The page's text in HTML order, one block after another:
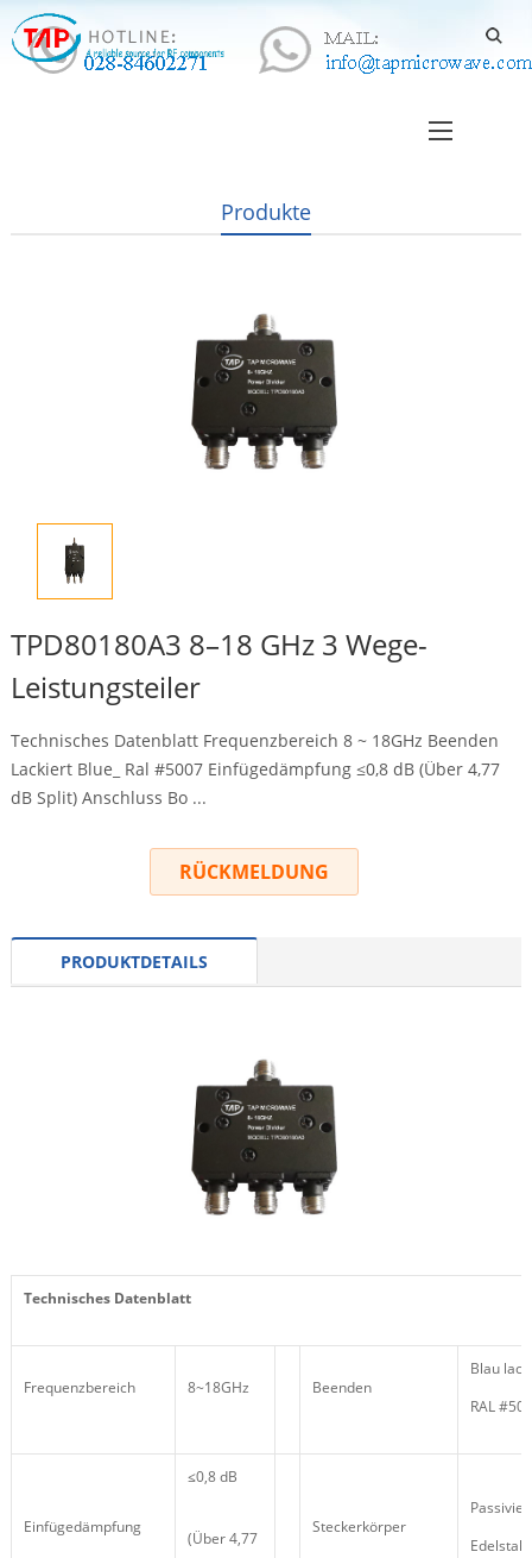
Produkte
TPD80180A3 8–18 GHz 3 Wege-
Leistungsteiler
Technisches Datenblatt Frequenzbereich 8 ~ 18GHz Beenden
Lackiert Blue_ Ral #5007 Einfügedämpfung ≤0,8 dB (Über 4,77
dB Split) Anschluss Bo ...
RÜCKMELDUNG
PRODUKTDETAILS
Technisches Datenblatt
Frequenzbereich 8~18GHz Beenden
Blau
RAL
Einfügedämpfung
≤0,8 dB
(Über 4,77
Steckerkörper
Edelstahl